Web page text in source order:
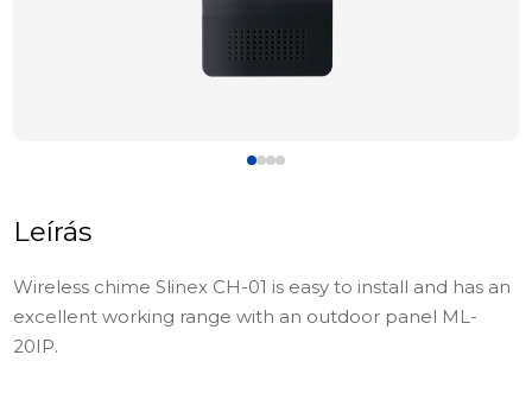
Leírás
Wireless chime Slinex CH-01 is easy to install and has an
excellent working range with an outdoor panel ML-
20IP.